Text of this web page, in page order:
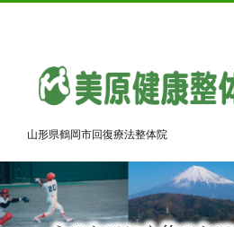
山形県鶴岡市回復療法整体院